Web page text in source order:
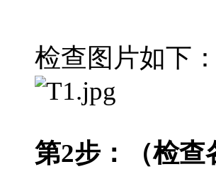
检查图片如下：
第2步：（检查